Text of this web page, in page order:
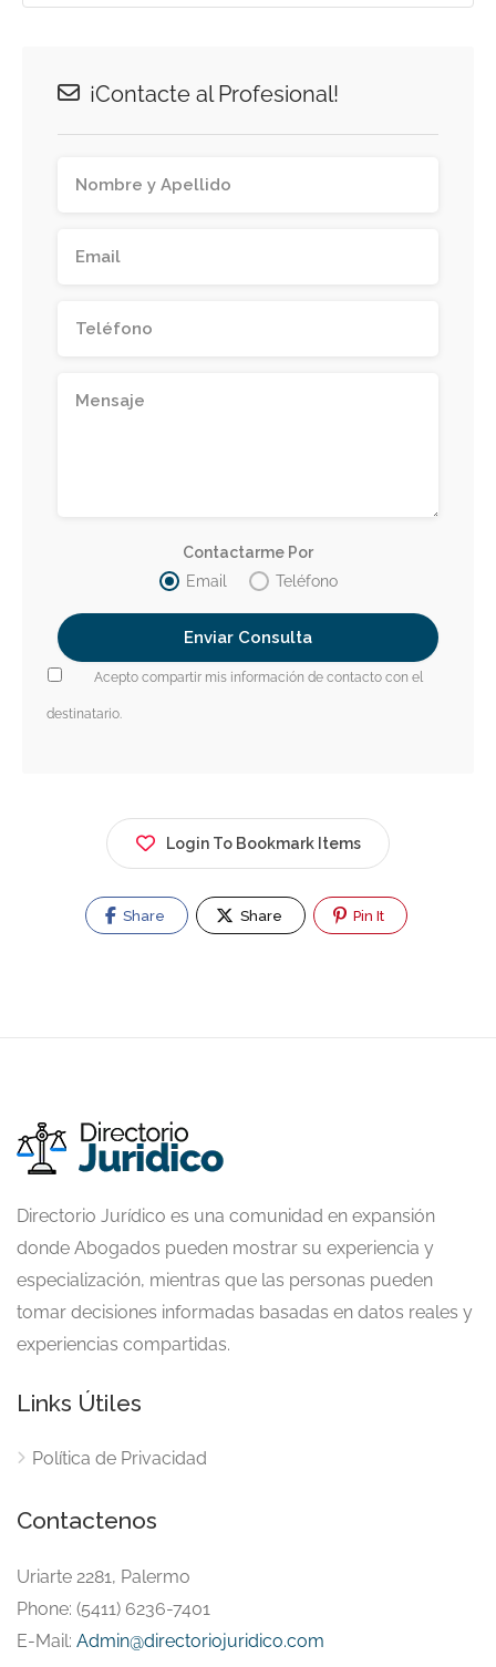
¡Contacte al Profesional!
Contactarme Por
Email
Teléfono
Acepto compartir mis información de contacto con el
destinatario.
Login To Bookmark Items
Share Share Pin It
Directorio Jurídico es una comunidad en expansión
donde Abogados pueden mostrar su experiencia y
especialización, mientras que las personas pueden
tomar decisiones informadas basadas en datos reales y
experiencias compartidas.
Links Útiles
Política de Privacidad
Contactenos
Uriarte 2281, Palermo
Phone: (5411) 6236-7401
E-Mail: Admin@directoriojuridico.com